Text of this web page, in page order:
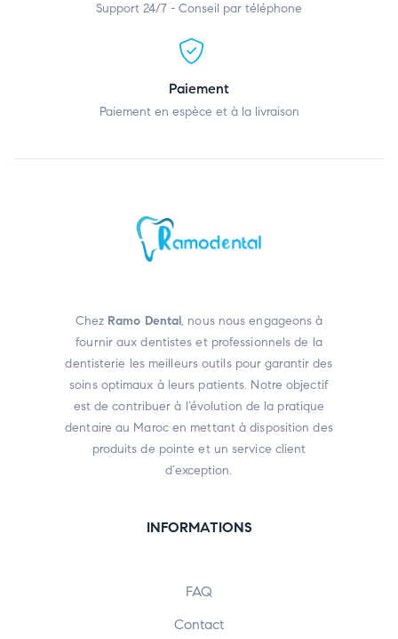
Support 24/7 - Conseil par téléphone
Paiement
Paiement en espèce et à la livraison
Chez Ramo Dental, nous nous engageons à
fournir aux dentistes et professionnels de la
dentisterie les meilleurs outils pour garantir des
soins optimaux à leurs patients. Notre objectif
est de contribuer à l’évolution de la pratique
dentaire au Maroc en mettant à disposition des
produits de pointe et un service client
d’exception.
INFORMATIONS
FAQ
Contact